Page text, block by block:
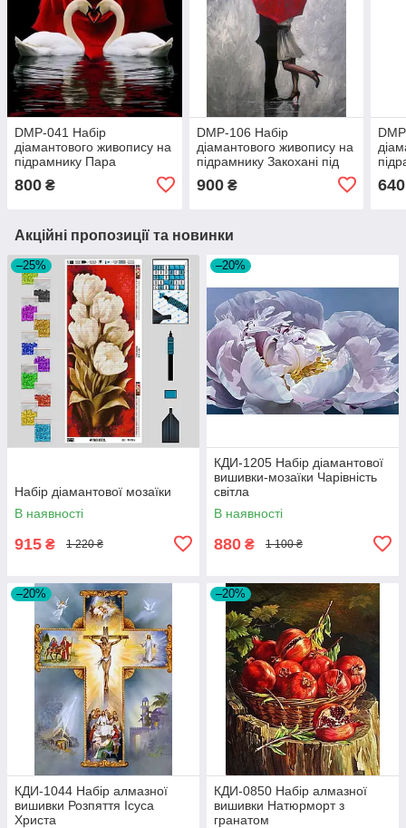
DMP-041 Набір
діамантового живопису на
підрамнику Пара
800 ₴
DMP-106 Набір
діамантового живопису на
підрамнику Закохані під
900₴ 640
Акційні пропозиції та новинки
–25%
Набір діамантової мозаїки
В наявності
915 ₴ 1 220 ₴
–20%
КДИ-1205 Набір діамантової
вишивки-мозаїки Чарівність
світла
В наявності
880 ₴ 1 100 ₴
–20%
КДИ-1044 Набір алмазної
вишивки Розпяття Ісуса
Христа
–20%
КДИ-0850 Набір алмазної
вишивки Натюрморт з
гранатом